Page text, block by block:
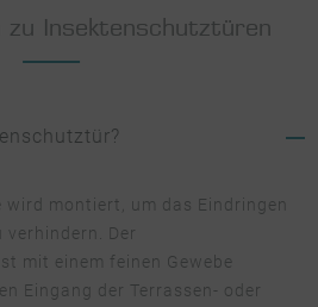
zu Insektenschutztüren
montiert, um das Eindringen
Der
mit einem feinen Gewebe
Eingang der Terrassen- oder